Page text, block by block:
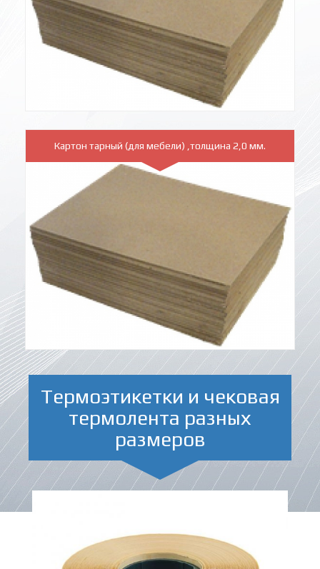
Картон тарный (для мебели) ,толщина 2,0 мм.
Термоэтикетки и чековая
термолента разных
размеров